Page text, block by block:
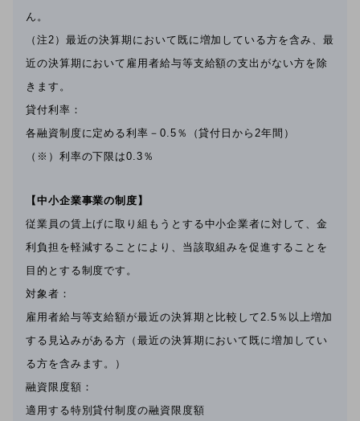
ん。
（注2）最近の決算期において既に増加している方を含み、最
近の決算期において雇用者給与等支給額の支出がない方を除
きます。
貸付利率：
各融資制度に定める利率－0.5％（貸付日から2年間）
（※）利率の下限は0.3％
【中小企業事業の制度】
従業員の賃上げに取り組もうとする中小企業者に対して、金
利負担を軽減することにより、当該取組みを促進することを
目的とする制度です。
対象者：
雇用者給与等支給額が最近の決算期と比較して2.5％以上増加
する見込みがある方（最近の決算期において既に増加してい
る方を含みます。）
融資限度額：
適用する特別貸付制度の融資限度額